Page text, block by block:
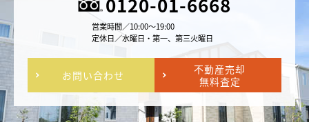
営業時間／10:00～19:00
定休日／水曜日・第一、第三火曜日
お問い合わせ
不動産売却
無料査定